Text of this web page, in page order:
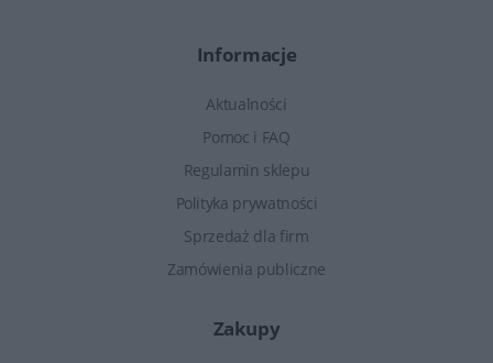
Informacje
Aktualności
Pomoc i FAQ
Regulamin sklepu
Polityka prywatności
Sprzedaż dla firm
Zamówienia publiczne
Zakupy